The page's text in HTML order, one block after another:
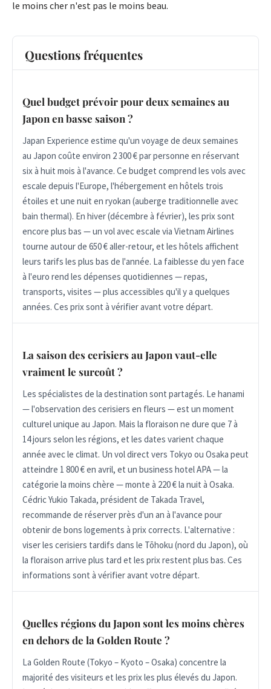
le moins cher n'est pas le moins beau.
Questions fréquentes
Quel budget prévoir pour deux semaines au
Japon en basse saison ?
Japan Experience estime qu'un voyage de deux semaines
au Japon coûte environ 2 300 € par personne en réservant
six à huit mois à l'avance. Ce budget comprend les vols avec
escale depuis l'Europe, l'hébergement en hôtels trois
étoiles et une nuit en ryokan (auberge traditionnelle avec
bain thermal). En hiver (décembre à février), les prix sont
encore plus bas — un vol avec escale via Vietnam Airlines
tourne autour de 650 € aller-retour, et les hôtels affichent
leurs tarifs les plus bas de l'année. La faiblesse du yen face
à l'euro rend les dépenses quotidiennes — repas,
transports, visites — plus accessibles qu'il y a quelques
années. Ces prix sont à vérifier avant votre départ.
La saison des cerisiers au Japon vaut-elle
vraiment le surcoût ?
Les spécialistes de la destination sont partagés. Le hanami
— l'observation des cerisiers en fleurs — est un moment
culturel unique au Japon. Mais la floraison ne dure que 7 à
14 jours selon les régions, et les dates varient chaque
année avec le climat. Un vol direct vers Tokyo ou Osaka peut
atteindre 1 800 € en avril, et un business hotel APA — la
catégorie la moins chère — monte à 220 € la nuit à Osaka.
Cédric Yukio Takada, président de Takada Travel,
recommande de réserver près d'un an à l'avance pour
obtenir de bons logements à prix corrects. L'alternative :
viser les cerisiers tardifs dans le Tōhoku (nord du Japon), où
la floraison arrive plus tard et les prix restent plus bas. Ces
informations sont à vérifier avant votre départ.
Quelles régions du Japon sont les moins chères
en dehors de la Golden Route ?
La Golden Route (Tokyo – Kyoto – Osaka) concentre la
majorité des visiteurs et les prix les plus élevés du Japon.